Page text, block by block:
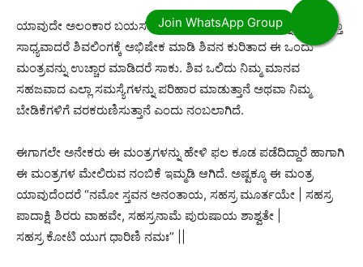
ಯಾವುದೇ ಅಲಂಕಾರ ಬಯಸದ ಈತ ಅಭಿಷೇಕ ಪ್ರಿಯ ಶಿವನನ್ನು ಧ್ಯಾನಿಸುತ್ತಾ
ಸಾಧ್ಯವಾದರೆ ಶಿವಲಿಂಗಕ್ಕೆ ಅಭಿಷೇಕ ಮಾಡಿ ಶಿವನ ಕುರಿತಾದ ಈ ಒಂದು
ಮಂತ್ರವನ್ನು ಉಚ್ಚಾರ ಮಾಡಿದರೆ ಸಾಕು. ಶಿವ ಒಲಿದು ನಿಮ್ಮ ಮಾನವ
ಸಹಜವಾದ ಎಲ್ಲಾ ಸಮಸ್ಯೆಗಳನ್ನು ಪರಿಹಾರ ಮಾಡುತ್ತಾನೆ ಅಥವಾ ನಿಮ್ಮ
ಬೇಡಿಕೆಗಳಿಗೆ ವರಕರುಣಿಸುತ್ತಾನೆ ಎಂದು ನಂಬಲಾಗಿದೆ.
ಈಗಾಗಲೇ ಅನೇಕರು ಈ ಮಂತ್ರಗಳನ್ನು ಹೇಳಿ ಫಲ ಕೂಡ ಪಡೆದಿದ್ದಾರೆ ಹಾಗಾಗಿ
ಈ ಮಂತ್ರಗಳ ಮೇಲಿರುವ ನಂಬಿಕೆ ಇಮ್ಮಡಿ ಆಗಿದೆ. ಅಷ್ಟಕ್ಕೂ ಈ ಮಂತ್ರ
ಯಾವುದೆಂದರೆ “ನಮೋ ಸ್ತವನ ಅನಂತಾಯ, ಸಹಸ್ರ ಮೂರ್ತಯೇ | ಸಹಸ್ರ
ಪಾದಾಕ್ಷಿ ಶಿರರು ವಾಹವೇ, ಸಹಸ್ರನಾಮೆ ಪುರುಷಾಯ ಶಾಶ್ವತೇ |
ಸಹಸ್ರ ಕೋಟಿ ಯುಗ ಧಾರಿಣಿ ನಮಃ” ||